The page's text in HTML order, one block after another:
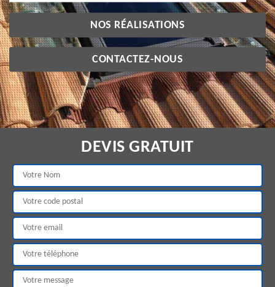
NOS RÉALISATIONS
CONTACTEZ-NOUS
DEVIS GRATUIT